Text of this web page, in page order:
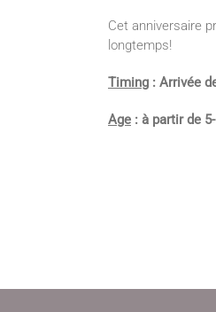
Cet anniversaire
longtemps!
Timing : Arrivée
Age : à partir de